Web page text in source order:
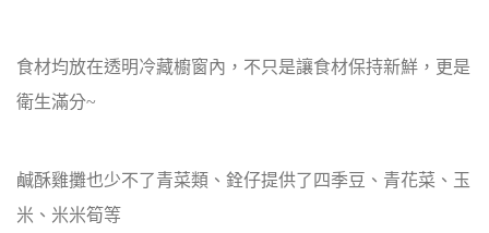
食材均放在透明冷藏櫥窗內，不只是讓食材保持新鮮，更是
衛生滿分~
鹹酥雞攤也少不了青菜類、銓仔提供了四季豆、青花菜、玉
米、米米筍等